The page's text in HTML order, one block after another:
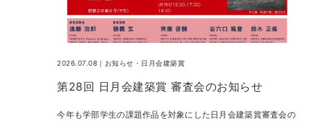
2026.07.08｜ お知らせ ・ 日月会建築賞
第28回 日月会建築賞 審査会のお知らせ
今年も学部学生の課題作品を対象にした日月会建築賞審査会の